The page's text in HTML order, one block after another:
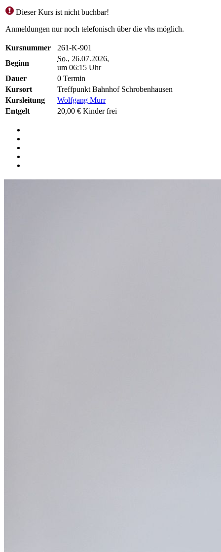
Dieser Kurs ist nicht buchbar!
Anmeldungen nur noch telefonisch über die vhs möglich.
Kursnummer
261-K-901
Beginn
So., 26.07.2026,
um 06:15 Uhr
Dauer
0 Termin
Kursort
Treffpunkt Bahnhof Schrobenhausen
Kursleitung
Wolfgang Murr
Entgelt
20,00 € Kinder frei